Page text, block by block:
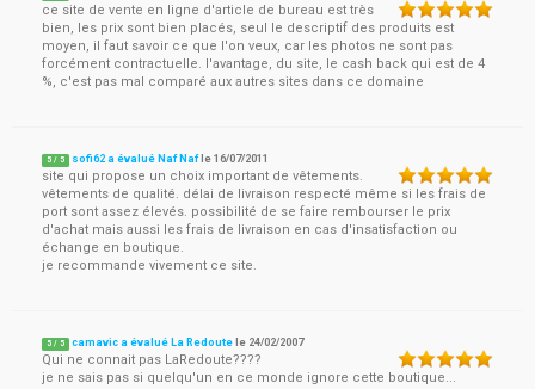
ce site de vente en ligne d'article de bureau est très
bien, les prix sont bien placés, seul le descriptif des produits est
moyen, il faut savoir ce que l'on veux, car les photos ne sont pas
forcément contractuelle. l'avantage, du site, le cash back qui est de 4
%, c'est pas mal comparé aux autres sites dans ce domaine
5 / 5 sofi62 a évalué Naf Nafle16/07/2011
site qui propose un choix important de vêtements.
vêtements de qualité. délai de livraison respecté même si les frais de
port sont assez élevés. possibilité de se faire rembourser le prix
d'achat mais aussi les frais de livraison en cas d'insatisfaction ou
échange en boutique.
je recommande vivement ce site.
5 / 5 camavic a évalué La Redoute le 24/02/2007
Qui ne connait pas LaRedoute????
je ne sais pas si quelqu'un en ce monde ignore cette boutique...